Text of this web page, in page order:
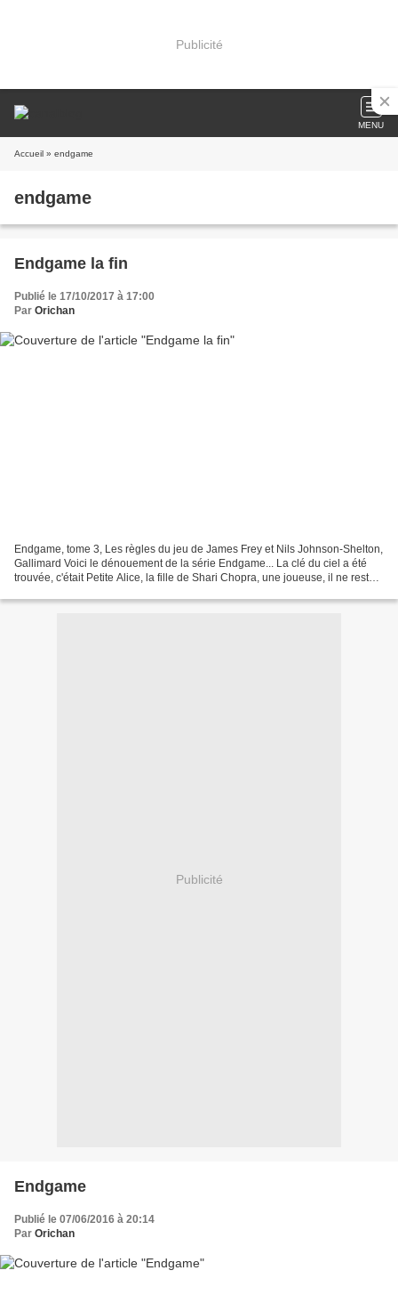
Publicité
MENU
Accueil » endgame
endgame
Endgame la fin
Publié le 17/10/2017 à 17:00
Par Orichan
Endgame, tome 3, Les règles du jeu de James Frey et Nils Johnson-Shelton,
Gallimard Voici le dénouement de la série Endgame... La clé du ciel a été
trouvée, c'était Petite Alice, la fille de Shari Chopra, une joueuse, il ne reste
Publicité
Endgame
Publié le 07/06/2016 à 20:14
Par Orichan